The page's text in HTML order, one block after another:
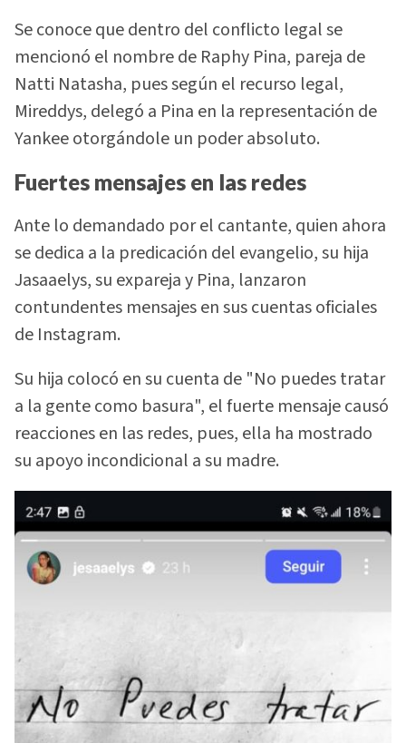
Se conoce que dentro del conflicto legal se
mencionó el nombre de Raphy Pina, pareja de
Natti Natasha, pues según el recurso legal,
Mireddys, delegó a Pina en la representación de
Yankee otorgándole un poder absoluto.
Fuertes mensajes en las redes
Ante lo demandado por el cantante, quien ahora
se dedica a la predicación del evangelio, su hija
Jasaaelys, su expareja y Pina, lanzaron
contundentes mensajes en sus cuentas oficiales
de Instagram.
Su hija colocó en su cuenta de "No puedes tratar
a la gente como basura", el fuerte mensaje causó
reacciones en las redes, pues, ella ha mostrado
su apoyo incondicional a su madre.